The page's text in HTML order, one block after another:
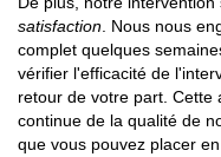
satisfaction. Nous nous
complet quelques
vérifier l'efficacité de
retour de votre part. Cette
continue de la qualité de
que vous pouvez placer